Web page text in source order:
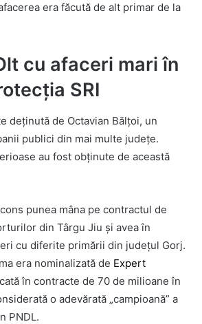
era făcută de alt primar de la
cu afaceri mari în
SRI
deținută de Octavian Bălțoi, un
publici din mai multe județe.
au fost obținute de această
punea mâna pe contractul de
din Târgu Jiu și avea în
cu diferite primării din județul Gorj.
era nominalizată de Expert
în contracte de 70 de milioane în
o adevărată „campioană” a
PNDL.